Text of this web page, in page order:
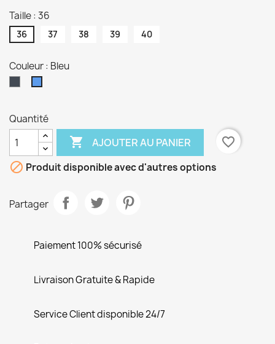
Taille : 36
36 37 38 39 40
Couleur : Bleu
Quantité
 AJOUTER AU PANIER
favorite_border
 Produit disponible avec d'autres options
Partager
Paiement 100% sécurisé
Livraison Gratuite & Rapide
Service Client disponible 24/7